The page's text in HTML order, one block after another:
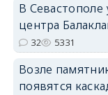
В Севастополе
центра
32 5331
Возле
появятся